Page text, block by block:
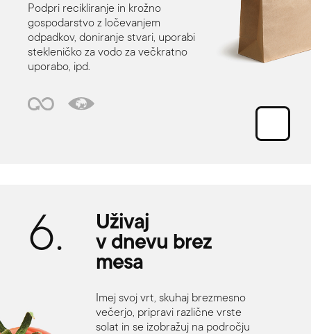
Podpri recikliranje in krožno
gospodarstvo z ločevanjem
odpadkov, doniranje stvari, uporabi
stekleničko za vodo za večkratno
uporabo, ipd.
6.
Uživaj
v dnevu brez
mesa
Imej svoj vrt, skuhaj brezmesno
večerjo, pripravi različne vrste
solat in se izobražuj na področju